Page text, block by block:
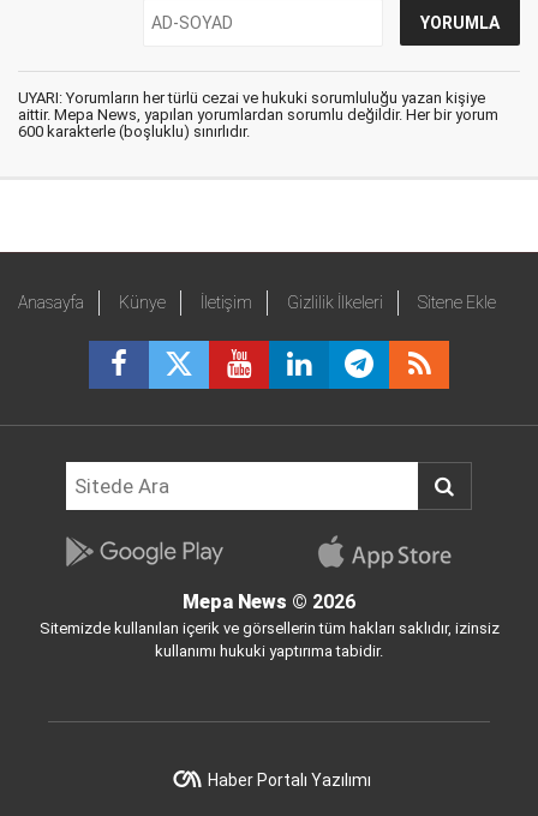
UYARI: Yorumların her türlü cezai ve hukuki sorumluluğu yazan kişiye
aittir. Mepa News, yapılan yorumlardan sorumlu değildir. Her bir yorum
600 karakterle (boşluklu) sınırlıdır.
Anasayfa Künye İletişim Gizlilik İlkeleri Sitene Ekle
Mepa News © 2026
Sitemizde kullanılan içerik ve görsellerin tüm hakları saklıdır, izinsiz
kullanımı hukuki yaptırıma tabidir.
Haber Portalı Yazılımı